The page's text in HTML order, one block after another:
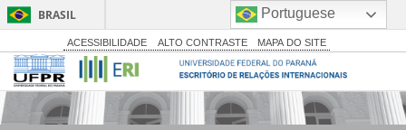
BRASIL
Simplifique!
Comunica BR
Participe
ACESSIBILIDADE ALTO CONTRASTE MAPA DO SITE
Portuguese